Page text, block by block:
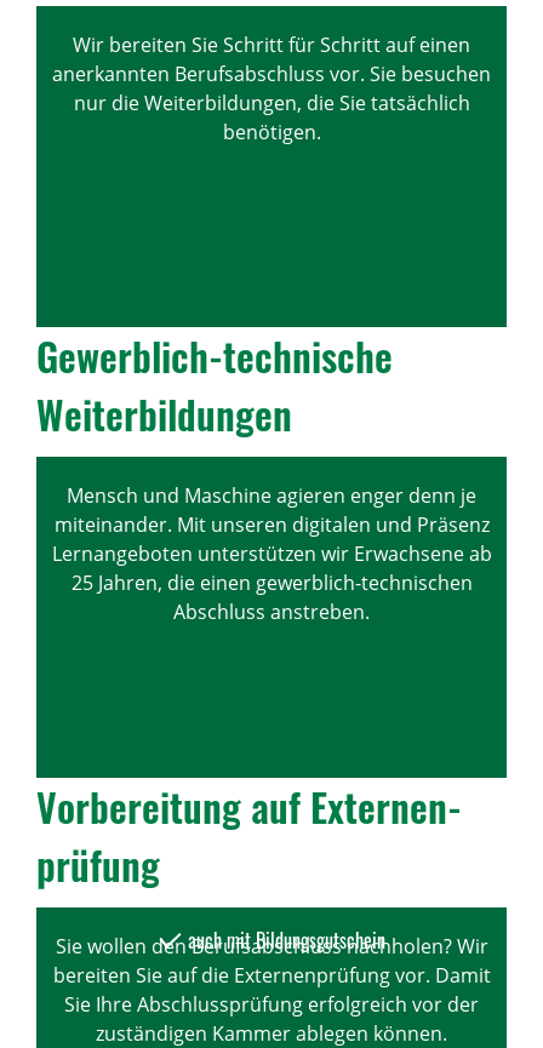
Wir bereiten Sie Schritt für Schritt auf einen
anerkannten Berufsabschluss vor. Sie besuchen
nur die Weiterbildungen, die Sie tatsächlich
benötigen.
Gewerb­lich-tech­ni­sche
Weiter­bil­dungen
Mensch und Maschine agieren enger denn je
miteinander. Mit unseren digitalen und Präsenz
Lernangeboten unterstützen wir Erwachsene ab
25 Jahren, die einen gewerblich-technischen
Abschluss anstreben.
Vorbe­rei­tung auf Exter­nen­
prü­fung
auch mit Bildungsgutschein
Sie wollen den Berufsabschluss nachholen? Wir
bereiten Sie auf die Externenprüfung vor. Damit
Sie Ihre Abschlussprüfung erfolgreich vor der
zuständigen Kammer ablegen können.